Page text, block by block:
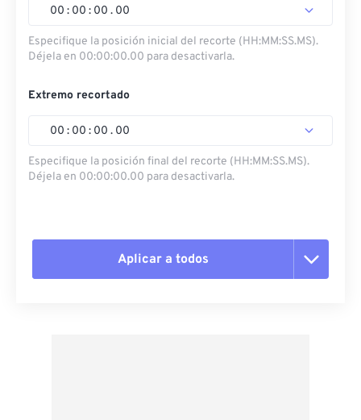
00 : 00 : 00 . 00
Especifique la posición inicial del recorte (HH:MM:SS.MS).
Déjela en 00:00:00.00 para desactivarla.
Extremo recortado
00 : 00 : 00 . 00
Especifique la posición final del recorte (HH:MM:SS.MS).
Déjela en 00:00:00.00 para desactivarla.
Aplicar a todos